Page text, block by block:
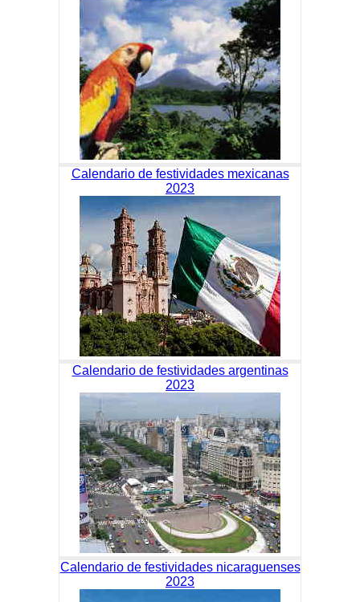
Calendario de festividades mexicanas
2023
Calendario de festividades argentinas
2023
Calendario de festividades nicaraguenses
2023